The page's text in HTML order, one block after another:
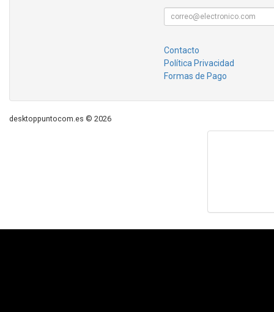
Contacto
Política Privacidad
Formas de Pago
desktoppuntocom.es © 2026